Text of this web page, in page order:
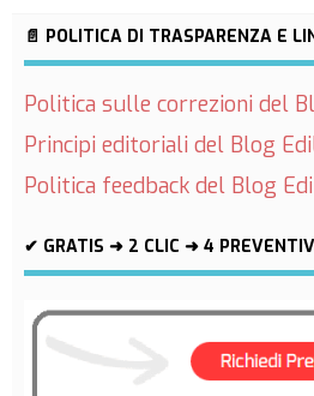
📄 POLITICA DI TRASPARENZA E
Politica sulle correzioni del
Principi editoriali del Blog
Politica feedback del Blog
✔ GRATIS ➜ 2 CLIC ➜ 4